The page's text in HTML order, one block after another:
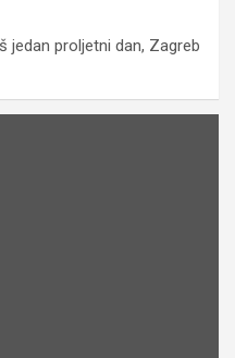
jedan proljetni dan, Zagreb